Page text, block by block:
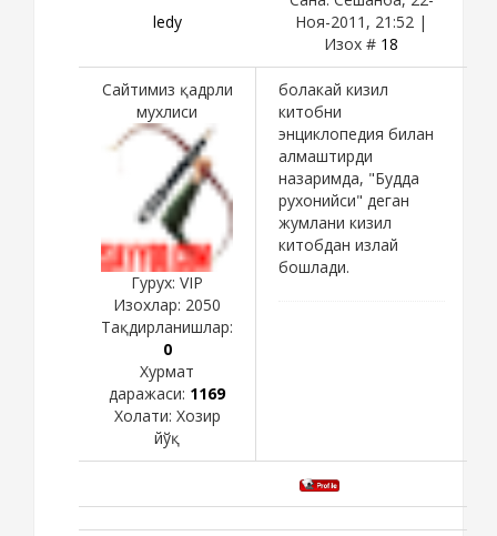
ledy
Ноя-2011, 21:52 |
Изох # 18
Сайтимиз қадрли
мухлиси
Гурух: VIP
Изохлар: 2050
Тақдирланишлар:
0
Хурмат
даражаси: 1169
Холати: Хозир
йўқ
болакай кизил
китобни
энциклопедия билан
алмаштирди
назаримда, "Будда
рухонийси" деган
жумлани кизил
китобдан излай
бошлади.